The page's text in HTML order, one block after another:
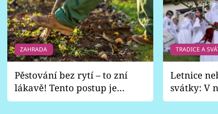
ZAHRADA
Pěstování bez rytí – to zní
lákavě! Tento postup je
vhodný jen pro některé
TRADICE A
Letnice
svátky: V
pondělí